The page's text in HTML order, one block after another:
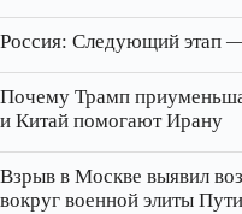
Россия: Следующий этап
Почему Трамп
и Китай помогают Ирану
Взрыв в Москве выявил
вокруг военной элиты